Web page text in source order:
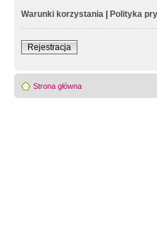
Warunki korzystania | Polityka
Rejestracja
Strona główna